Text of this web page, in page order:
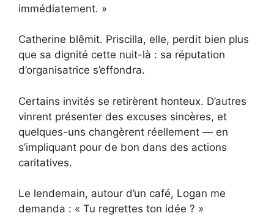
immédiatement. »
Catherine blêmit. Priscilla, elle, perdit bien plus
que sa dignité cette nuit-là : sa réputation
d’organisatrice s’effondra.
Certains invités se retirèrent honteux. D’autres
vinrent présenter des excuses sincères, et
quelques-uns changèrent réellement — en
s’impliquant pour de bon dans des actions
caritatives.
Le lendemain, autour d’un café, Logan me
demanda : « Tu regrettes ton idée ? »